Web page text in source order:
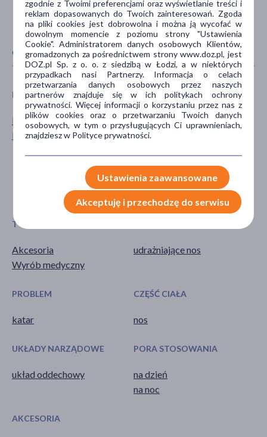
CECHY PRODUKTU
PŁEĆ
Mężczyzna
Kobieta
WIEK
dla dzieci
dla młodzieży
7-12 miesięcy
13-24 miesięcy
TYP PRODUKTU
Akcesoria
Wyrób medyczny
udrażniające nos
PROBLEM
katar
CZĘŚĆ CIAŁA
nos
UKŁADY NARZĄDOWE
układ oddechowy
PORA STOSOWANIA
na dzień
na noc
AKCESORIA
zgodnie z Twoimi preferencjami oraz wyświetlanie treści i
reklam dopasowanych do Twoich zainteresowań. Zgoda
na pliki cookies jest dobrowolna i można ją wycofać w
dowolnym momencie z poziomu strony "Ustawienia
Cookie". Administratorem danych osobowych Klientów,
gromadzonych za pośrednictwem strony www.doz.pl, jest
DOZ.pl Sp. z o. o. z siedzibą w Łodzi, a w niektórych
przypadkach nasi Partnerzy. Informacja o celach
przetwarzania danych osobowych przez naszych
partnerów znajduje się w ich politykach ochrony
prywatności. Więcej informacji o korzystaniu przez nas z
plików cookies oraz o przetwarzaniu Twoich danych
osobowych, w tym o przysługujących Ci uprawnieniach,
znajdziesz w Polityce prywatności.
Ustawienia zaawansowane
Akceptuję i przechodzę do serwisu